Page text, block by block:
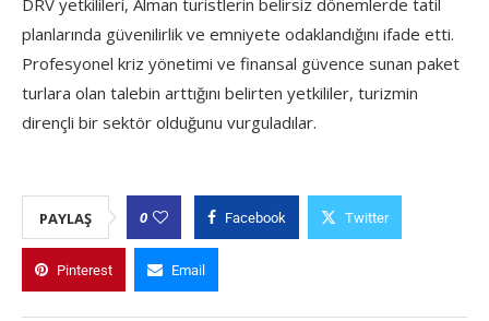
planlarında güvenilirlik ve emniyete odaklandığını ifade etti.
Profesyonel kriz yönetimi ve finansal güvence sunan paket
turlara olan talebin arttığını belirten yetkililer, turizmin
dirençli bir sektör olduğunu vurguladılar.
PAYLAŞ 0 Facebook Twitter
Pinterest Email